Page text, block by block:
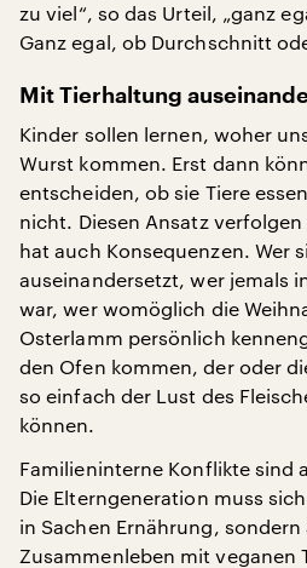
zu viel“, so das Urteil, „ganz
Ganz egal, ob Durchschnitt
Mit Tierhaltung
Kinder sollen lernen, woher
Wurst kommen. Erst dann
entscheiden, ob sie Tiere
nicht. Diesen Ansatz
hat auch Konsequenzen. Wer
auseinandersetzt, wer jemals
war, wer womöglich die
Osterlamm persönlich
den Ofen kommen, der oder
so einfach der Lust des
können.
Familieninterne Konflikte sind
Die Elterngeneration muss
in Sachen Ernährung, sondern
Zusammenleben mit veganen